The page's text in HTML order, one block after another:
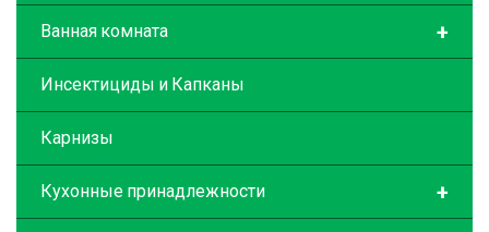
+
Ванная комната
Инсектициды и Капканы
Карнизы
+
Кухонные принадлежности